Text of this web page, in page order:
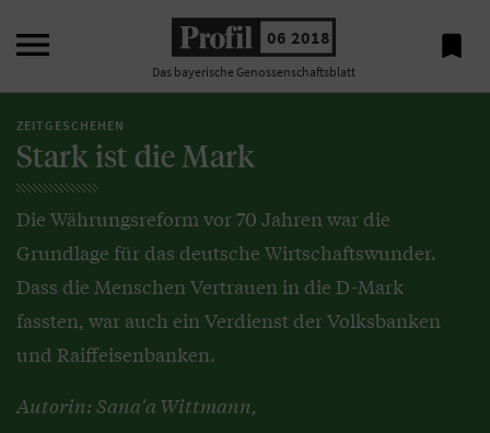
 06 2018
Das bayerische Genossenschaftsblatt

ZEITGESCHEHEN
Stark ist die Mark
Die Währungsreform vor 70 Jahren war die
Grundlage für das deutsche Wirtschaftswunder.
Dass die Menschen Vertrauen in die D-Mark
fassten, war auch ein Verdienst der Volksbanken
und Raiffeisenbanken.
Autorin: Sana'a Wittmann,